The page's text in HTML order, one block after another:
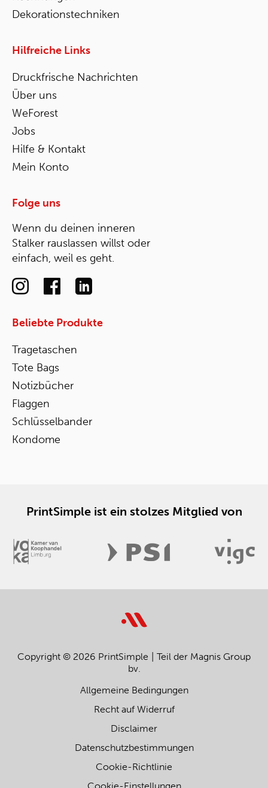
Dekorationstechniken
Hilfreiche Links
Druckfrische Nachrichten
Über uns
WeForest
Jobs
Hilfe & Kontakt
Mein Konto
Folge uns
Wenn du deinen inneren
Stalker rauslassen willst oder
einfach, weil es geht.
Beliebte Produkte
Tragetaschen
Tote Bags
Notizbücher
Flaggen
Schlüsselbander
Kondome
PrintSimple ist ein stolzes Mitglied von
Copyright © 2026 PrintSimple
Teil der Magnis Group
bv.
Allgemeine Bedingungen
Recht auf Widerruf
Disclaimer
Datenschutzbestimmungen
Cookie-Richtlinie